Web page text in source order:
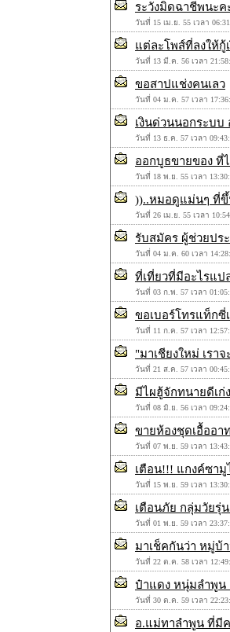
ระวังมิดฉาชีพนะค
วันที่ 15 เม.ย. 55 เวลา
แต่ละโพส์ที่ลงให้
วันที่ 13 มี.ค. 56 เวลา
ขอสาปแช่งคนเลว
วันที่ 04 ม.ค. 57 เวลา
เงินด่วนนอกระบบ
วันที่ 13 ธ.ค. 57 เวลา
ออกบูธขายของ ที่
วันที่ 18 พ.ย. 55 เวลา
))..หมอดูแม่นๆ ที่ขึ้
วันที่ 26 เม.ย. 55 เวลา
รับสมัคร ผู้ช่วยปร
วันที่ 04 ม.ค. 60 เวลา
ที่เที่ยวที่มีอะไรแ
วันที่ 03 ก.พ. 57 เวลา
ขอเบอร์โทรแท็กซี่
วันที่ 11 ก.ค. 57 เวลา
"มาเชียงใหม่ เรา
วันที่ 21 ส.ค. 57 เวลา
มีไผฮู้จักทนายดีเก่
วันที่ 08 มิ.ย. 56 เวลา
ขายห้องชุดเอื้ออา
วันที่ 07 พ.ย. 59 เวลา
เตือน!!! แกงค์ซามู
วันที่ 15 พ.ย. 59 เวลา
เตือนภัย กลุ่มวัยรุ่
วันที่ 01 พ.ย. 59 เวลา
มาเช็คกันว่า หมู่บ้
วันที่ 22 ต.ค. 58 เวลา
ป๋าแดง หนุ่มลำพูน
วันที่ 30 ต.ค. 59 เวลา
อ.แม่ทาลำพูน ที่มี